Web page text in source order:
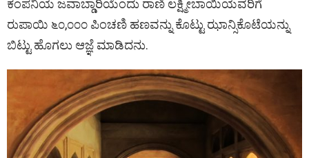
ಕಂಪನಿಯ ಜವಾಬ್ಡಾರಿಯೆಂದು ರಾಣಿ ಲಕ್ಷ್ಮೀಬಾಯಿಯವರಿಗೆ
ರುಪಾಯಿ ೬೦,೦೦೦ ಪಿಂಚಣಿ ಹಣವನ್ನು ಕೊಟ್ಟು ಝಾನ್ಸಿಕೊಟೆಯನ್ನು
ಬಿಟ್ಟು ಹೊಗಲು ಆಜ್ಞೆ ಮಾಡಿದನು.